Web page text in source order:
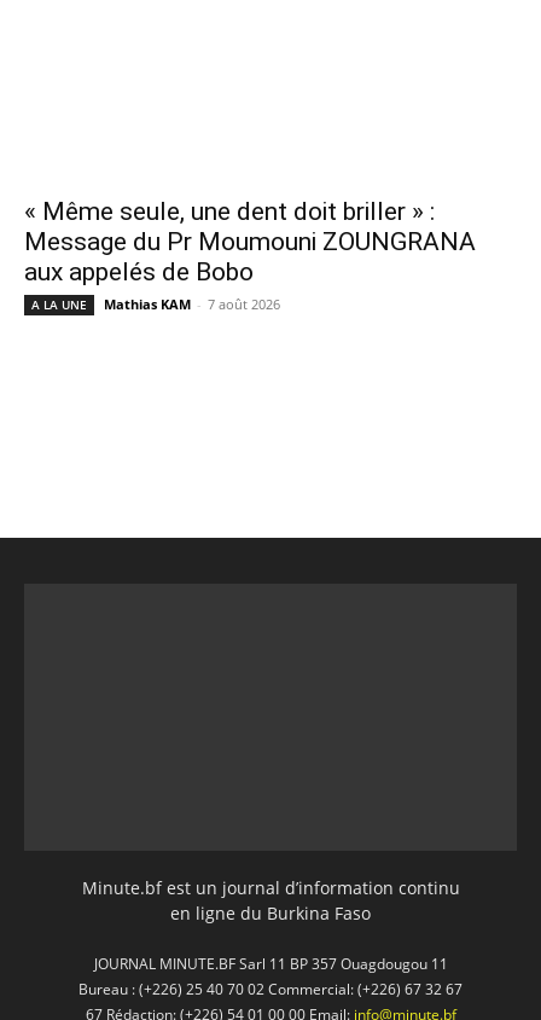
« Même seule, une dent doit briller » :
Message du Pr Moumouni ZOUNGRANA
aux appelés de Bobo
A LA UNE Mathias KAM - 7 août 2026
Minute.bf est un journal d’information continu
en ligne du Burkina Faso
JOURNAL MINUTE.BF Sarl 11 BP 357 Ouagdougou 11
Bureau : (+226) 25 40 70 02 Commercial: (+226) 67 32 67
67 Rédaction: (+226) 54 01 00 00 Email: info@minute.bf